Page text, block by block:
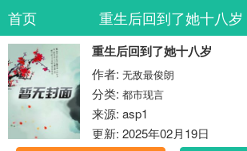
首页 重生后回到了她十八岁
重生后回到了她十八岁
作者: 无敌最俊朗
分类: 都市现言
来源: asp1
更新: 2025年02月19日